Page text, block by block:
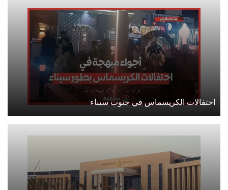
احتفالات الكريسماس في جنوب سيناء